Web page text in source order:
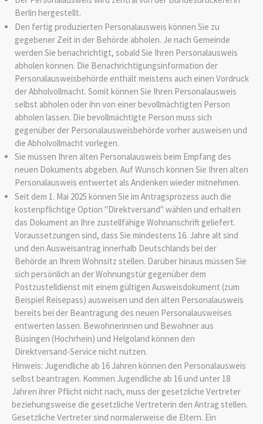
Berlin hergestellt.
Den fertig produzierten Personalausweis können Sie zu
gegebener Zeit in der Behörde abholen. Je nach Gemeinde
werden Sie benachrichtigt, sobald Sie Ihren Personalausweis
abholen können. Die Benachrichtigungsinformation der
Personalausweisbehörde enthält meistens auch einen Vordruck
der Abholvollmacht. Somit können Sie Ihren Personalausweis
selbst abholen oder ihn von einer bevollmächtigten Person
abholen lassen. Die bevollmächtigte Person muss sich
gegenüber der Personalausweisbehörde vorher ausweisen und
die Abholvollmacht vorlegen.
Sie müssen Ihren alten Personalausweis beim Empfang des
neuen Dokuments abgeben. Auf Wunsch können Sie Ihren alten
Personalausweis entwertet als Andenken wieder mitnehmen.
Seit dem 1. Mai 2025 können Sie im Antragsprozess auch die
kostenpflichtige Option "Direktversand" wählen und erhalten
das Dokument an Ihre zustellfähige Wohnanschrift geliefert.
Voraussetzungen sind, dass Sie mindestens 16. Jahre alt sind
und den Ausweisantrag innerhalb Deutschlands bei der
Behörde an Ihrem Wohnsitz stellen. Darüber hinaus müssen Sie
sich persönlich an der Wohnungstür gegenüber dem
Postzustelldienst mit einem gültigen Ausweisdokument (zum
Beispiel Reisepass) ausweisen und den alten Personalausweis
bereits bei der Beantragung des neuen Personalausweises
entwerten lassen. Bewohnerinnen und Bewohner aus
Büsingen (Hochrhein) und Helgoland können den
Direktversand-Service nicht nutzen.
Hinweis: Jugendliche ab 16 Jahren können den Personalausweis
selbst beantragen. Kommen Jugendliche ab 16 und unter 18
Jahren ihrer Pflicht nicht nach, muss der gesetzliche Vertreter
beziehungsweise die gesetzliche Vertreterin den Antrag stellen.
Gesetzliche Vertreter sind normalerweise die Eltern. Ein